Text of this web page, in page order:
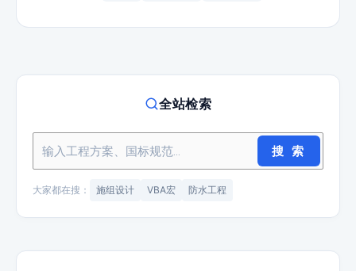
全站检索
搜 索
大家都在搜： 施组设计 VBA宏 防水工程